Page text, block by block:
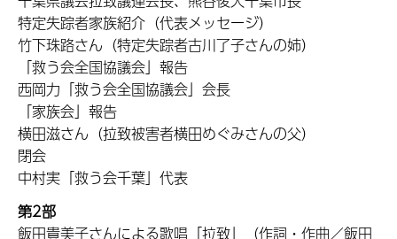
特定失踪者家族紹介（代表メッセージ）
竹下珠路さん（特定失踪者古川了子さんの姉）
「救う会全国協議会」報告
西岡力「救う会全国協議会」会長
「家族会」報告
横田滋さん（拉致被害者横田めぐみさんの父）
閉会
中村実「救う会千葉」代表
第2部
飯田貴美子さんによる歌唱「拉致」（作詞・作曲／飯田